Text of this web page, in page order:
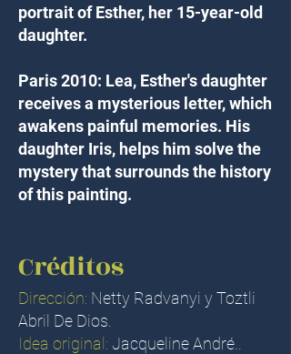
portrait of Esther, her 15-year-old
daughter.
Paris 2010: Lea, Esther's daughter
receives a mysterious letter, which
awakens painful memories. His
daughter Iris, helps him solve the
mystery that surrounds the history
of this painting.
Créditos
Dirección: Netty Radvanyi y Toztli
Abril De Dios.
Idea original: Jacqueline André.